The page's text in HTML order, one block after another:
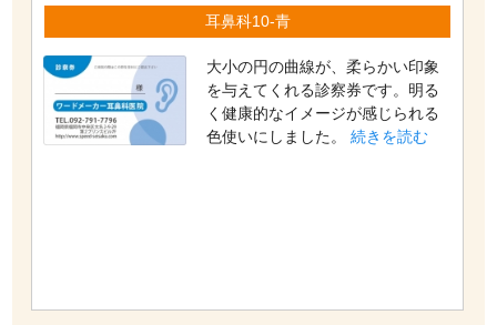
耳鼻科10-青
大小の円の曲線が、柔らかい印象
を与えてくれる診察券です。明る
く健康的なイメージが感じられる
色使いにしました。続きを読む